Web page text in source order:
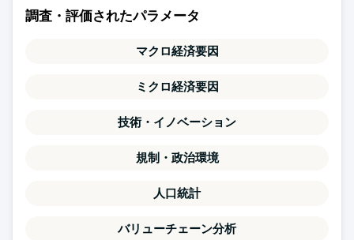
調査・評価されたパラメータ
マクロ経済要因
ミクロ経済要因
技術・イノベーション
規制・政治環境
人口統計
バリューチェーン分析